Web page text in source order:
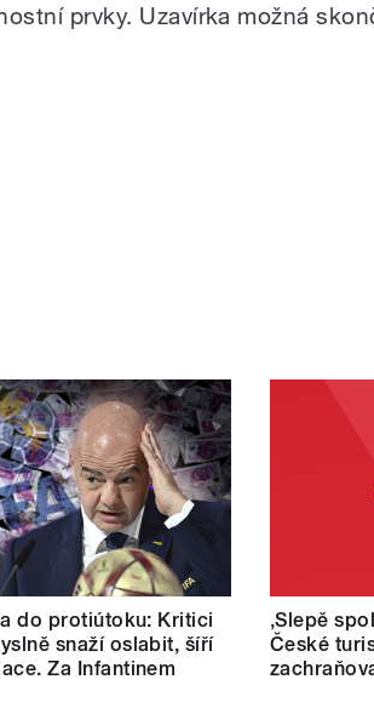
prvky. Uzavírka možná
do protiútoku: Kritici
snaží oslabit, šíří
Za Infantinem
‚Slepě
České